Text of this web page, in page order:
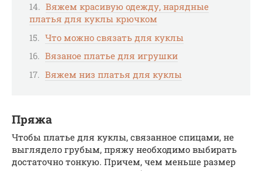
Вяжем красивую одежду, нарядные
платья для куклы крючком
Что можно связать для куклы
Вязаное платье для игрушки
Вяжем низ платья для куклы
Пряжа
Чтобы платье для куклы, связанное спицами, не
выглядело грубым, пряжу необходимо выбирать
достаточно тонкую. Причем, чем меньше размер